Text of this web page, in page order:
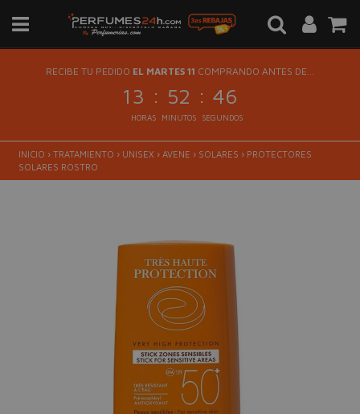
RECIBE TU PEDIDO EL MARTES 11 COMPRANDO ANTES DE...
13 : 52 : 46
HORAS MINUTOS SEGUNDOS
INICIO › TRATAMIENTO › UNISEX › AVENE › SOLARES › PROTECTORES
SOLARES ROSTRO